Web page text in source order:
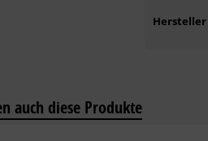
Hersteller
auch diese Produkte